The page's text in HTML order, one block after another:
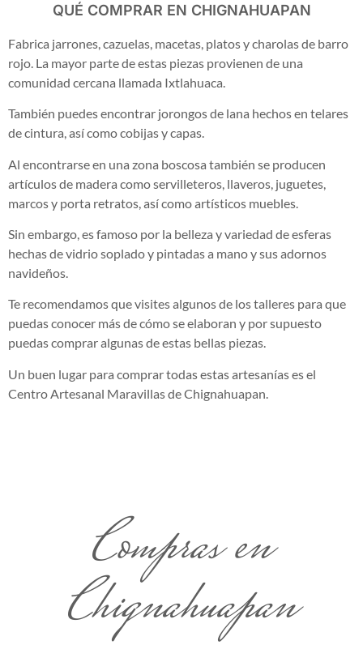
QUÉ COMPRAR EN CHIGNAHUAPAN
Fabrica jarrones, cazuelas, macetas, platos y charolas de barro
rojo. La mayor parte de estas piezas provienen de una
comunidad cercana llamada Ixtlahuaca.
También puedes encontrar jorongos de lana hechos en telares
de cintura, así como cobijas y capas.
Al encontrarse en una zona boscosa también se producen
artículos de madera como servilleteros, llaveros, juguetes,
marcos y porta retratos, así como artísticos muebles.
Sin embargo, es famoso por la belleza y variedad de esferas
hechas de vidrio soplado y pintadas a mano y sus adornos
navideños.
Te recomendamos que visites algunos de los talleres para que
puedas conocer más de cómo se elaboran y por supuesto
puedas comprar algunas de estas bellas piezas.
Un buen lugar para comprar todas estas artesanías es el
Centro Artesanal Maravillas de Chignahuapan.
Compras en
Chignahuapan